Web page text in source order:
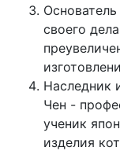
своего
Наследник
Чен -
ученик
изделия